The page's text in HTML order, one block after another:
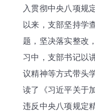
入贯彻中央八项规
以来，支部坚持学
题，坚决落实整改
习中，支部书记以
议精神等方式带头
读了《习近平关于
违反中央八项规定